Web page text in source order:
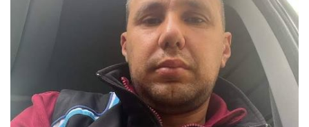
disposto per rafforzare la presenza delle istituzioni e
contrastare ogni forma di illegalità. Un’azione massiccia
e coordinata che ha visto […]